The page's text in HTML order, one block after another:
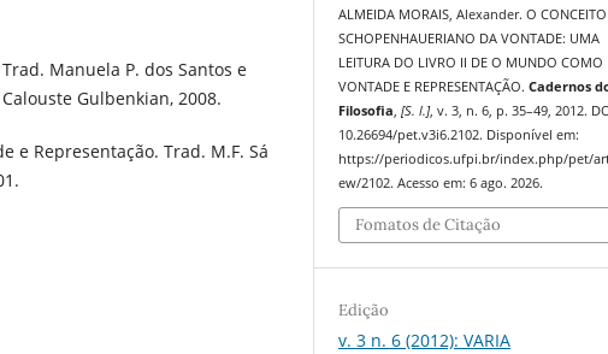
Manuela P. dos Santos e
Gulbenkian, 2008.
e Representação. Trad. M.F. Sá
ALMEIDA MORAIS, Alexander. O CONCEITO
SCHOPENHAUERIANO DA VONTADE: UMA
LEITURA DO LIVRO II DE O MUNDO COMO
VONTADE E REPRESENTAÇÃO.Cadernos
Filosofia ,[S. l.], v. 3, n. 6, p. 35–49, 2012.
10.26694/pet.v3i6.2102. Disponível em:
https://periodicos.ufpi.br/index.php/pet/
ew/2102. Acesso em: 6 ago. 2026.
Fomatos de Citação
Edição
v. 3 n. 6 (2012): VARIA